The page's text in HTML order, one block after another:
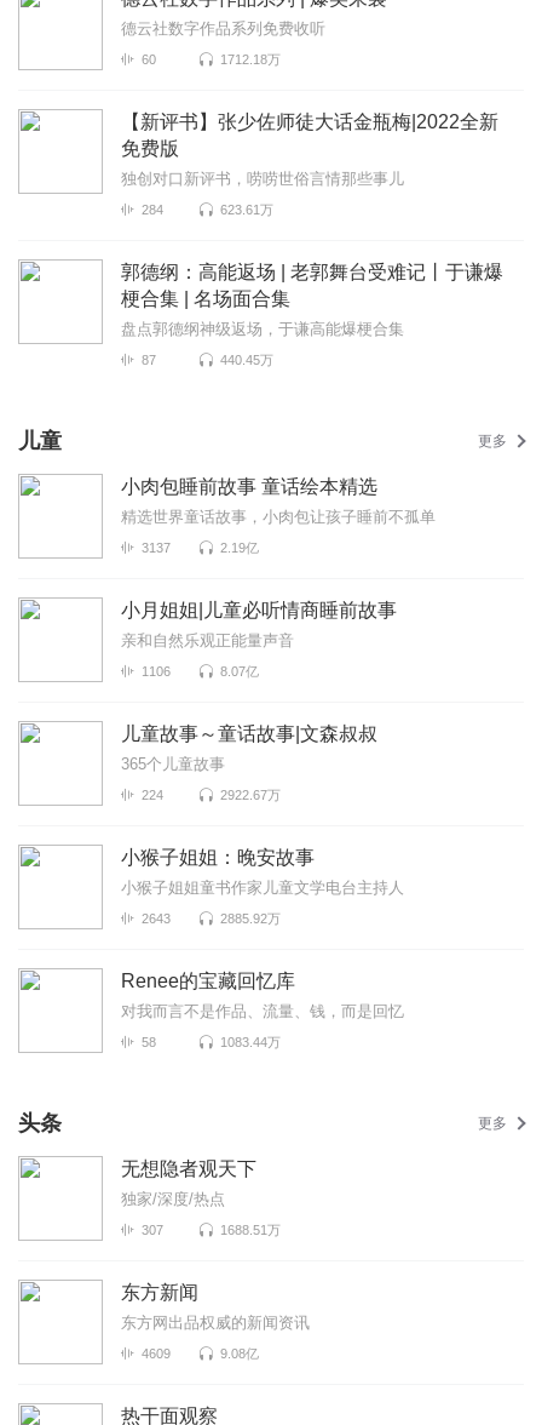
德云社数字作品系列免费收听
60 1712.18万
【新评书】张少佐师徒大话金瓶梅|2022全新
免费版
独创对口新评书，唠唠世俗言情那些事儿
284 623.61万
郭德纲：高能返场 | 老郭舞台受难记丨于谦爆
梗合集 | 名场面合集
盘点郭德纲神级返场，于谦高能爆梗合集
87 440.45万
儿童 更多
小肉包睡前故事 童话绘本精选
精选世界童话故事，小肉包让孩子睡前不孤单
3137 2.19亿
小月姐姐|儿童必听情商睡前故事
亲和自然乐观正能量声音
1106 8.07亿
儿童故事～童话故事|文森叔叔
365个儿童故事
224 2922.67万
小猴子姐姐：晚安故事
小猴子姐姐童书作家儿童文学电台主持人
2643 2885.92万
Renee的宝藏回忆库
对我而言不是作品、流量、钱，而是回忆
58 1083.44万
头条 更多
无想隐者观天下
独家/深度/热点
307 1688.51万
东方新闻
东方网出品权威的新闻资讯
4609 9.08亿
热干面观察